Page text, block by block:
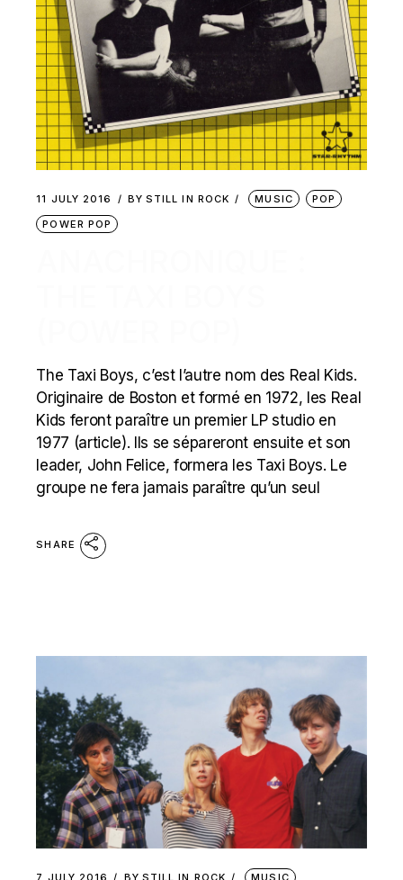
11 JULY 2016 BY STILL IN ROCK MUSIC
POP
POWER POP
The Taxi Boys, c’est l’autre nom des Real Kids.
Originaire de Boston et formé en 1972, les Real
Kids feront paraître un premier LP studio en
1977 (article). Ils se sépareront ensuite et son
leader, John Felice, formera les Taxi Boys. Le
groupe ne fera jamais paraître qu’un seul
SHARE
7 JULY 2016 BY STILL IN ROCK MUSIC